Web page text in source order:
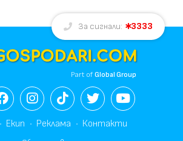
За сигнали: 3333
Part ofGlobal Group
Екип Реклама Контакти